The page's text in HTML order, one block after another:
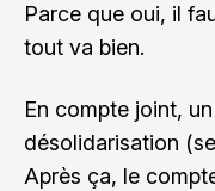
Parce que oui, il
tout va bien.
En compte joint,
désolidarisation
Après ça, le